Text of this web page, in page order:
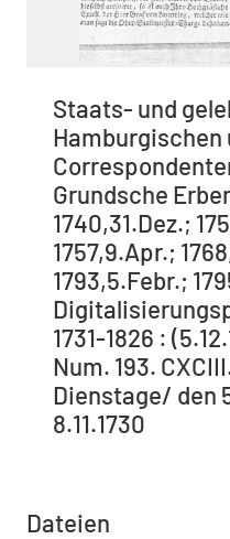
Staats- und
Grundsche
1740,31.Dez.;
1757,9.Apr.;
1793,5.Febr.;
1731-1826 :
Num. 193.
Dienstage/ den
8.11.1730
Dateien